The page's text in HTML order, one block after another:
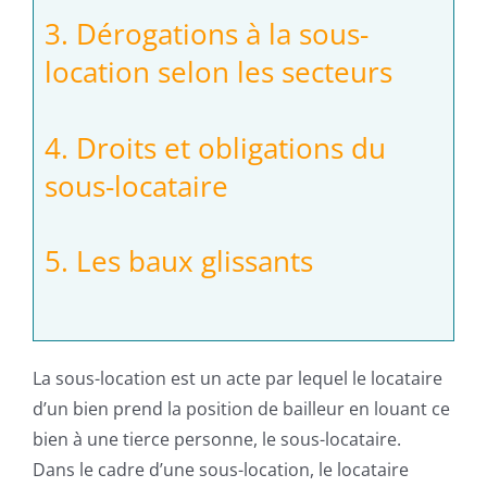
3. Dérogations à la sous-
location selon les secteurs
4. Droits et obligations du
sous-locataire
5. Les baux glissants
La sous-location est un acte par lequel le locataire
d’un bien prend la position de bailleur en louant ce
bien à une tierce personne, le sous-locataire.
Dans le cadre d’une sous-location, le locataire